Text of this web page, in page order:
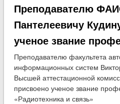
Преподавателю
Пантелеевичу
ученое звание
Преподавателю факультета
информационных систем
Высшей аттестационной
присвоено ученое звание
«Радиотехника и связь»